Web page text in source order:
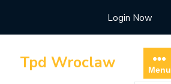
content
Login Now
Tpd Wroclaw Menu